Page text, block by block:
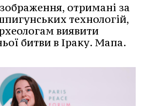
отримані за
технологій,
виявити
битви в Іраку. Мапа.